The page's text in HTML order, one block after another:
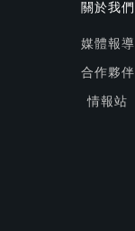
關於我們
媒體報導
合作夥伴
情報站